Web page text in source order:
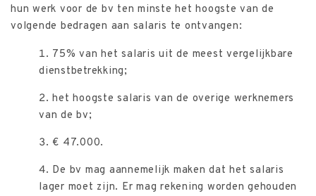
hun werk voor de bv ten minste het hoogste van de
volgende bedragen aan salaris te ontvangen:
75% van het salaris uit de meest vergelijkbare
dienstbetrekking;
het hoogste salaris van de overige werknemers
van de bv;
€ 47.000.
De bv mag aannemelijk maken dat het salaris
lager moet zijn. Er mag rekening worden gehouden